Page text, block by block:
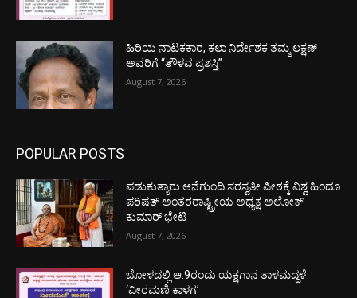
ಹಿರಿಯ ನಾಟಕಕಾರ, ಕಲಾ ನಿರ್ದೇಶಕ ತಮ್ಮ ಲಕ್ಷಣ್
ಅವರಿಗೆ “ತೌಳವ ಪ್ರಶಸ್ತಿ”
August 7, 2026
POPULAR POSTS
ಪಡುಕುತ್ಯಾರು ಆನೆಗುಂದಿ ಸರಸ್ವತೀ ಪೀಠಕ್ಕೆ ವಿಶ್ವ ಹಿಂದೂ
ಪರಿಷತ್ ಅಂತರರಾಷ್ಟ್ರೀಯ ಅಧ್ಯಕ್ಷ ಅಲೋಕ್
ಕುಮಾರ್ ಭೇಟಿ
August 7, 2026
ಬೋಳದಲ್ಲಿ ಆ.9ರಂದು ಯಕ್ಷಗಾನ ತಾಳಮದ್ದಳೆ
‘ವೀರಮಣಿ ಕಾಳಗ’